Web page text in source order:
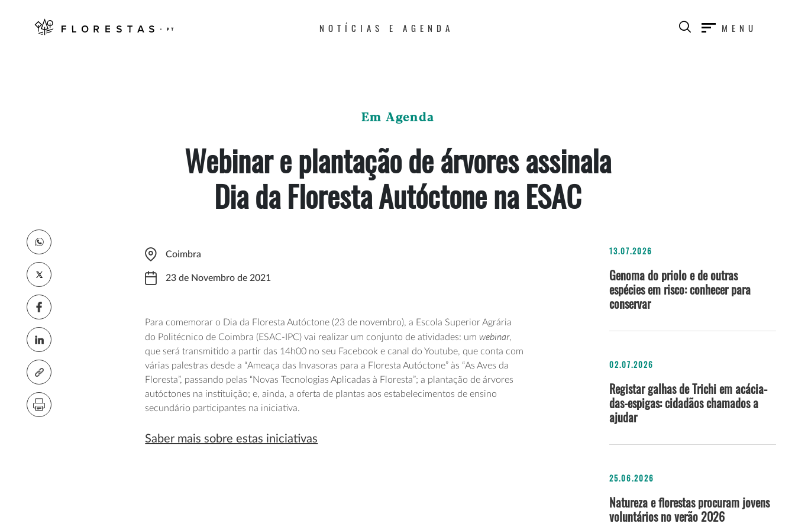
NOTÍCIAS E AGENDA MENU
Em Agenda
Webinar e plantação de árvores assinala
Dia da Floresta Autóctone na ESAC
Coimbra
23 de Novembro de 2021
Para comemorar o Dia da Floresta Autóctone (23 de novembro), a Escola Superior Agrária
do Politécnico de Coimbra (ESAC-IPC) vai realizar um conjunto de atividades: umwebinar,
que será transmitido a partir das 14h00 no seu Facebook e canal do Youtube, que conta com
várias palestras desde a “Ameaça das Invasoras para a Floresta Autóctone” às “As Aves da
Floresta”, passando pelas “Novas Tecnologias Aplicadas à Floresta”; a plantação de árvores
autóctones na instituição; e, ainda, a oferta de plantas aos estabelecimentos de ensino
secundário participantes na iniciativa.
Saber mais sobre estas iniciativas
13.07.2026
Genoma do priolo e de outras
espécies em risco: conhecer para
conservar
02.07.2026
Registar galhas de Trichi em acácia-
das-espigas: cidadãos chamados a
ajudar
25.06.2026
Natureza e florestas procuram jovens
voluntários no verão 2026